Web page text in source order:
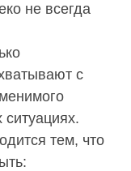
не всегда
с
тем, что